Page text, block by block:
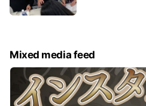
Mixed media feed